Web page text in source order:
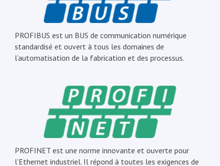
PROFIBUS est un BUS de communication numérique
standardisé et ouvert à tous les domaines de
l’automatisation de la fabrication et des processus.
PROFINET est une norme innovante et ouverte pour
l’Ethernet industriel. Il répond à toutes les exigences de